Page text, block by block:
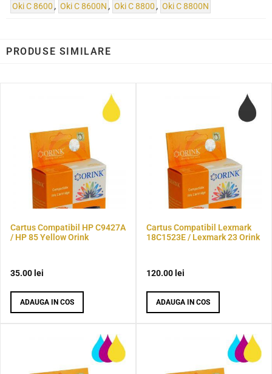
Oki C 8600 , Oki C 8600N , Oki C 8800 , Oki C 8800N
PRODUSE SIMILARE
Cartus Compatibil HP C9427A
/ HP 85 Yellow Orink
35.00 lei
ADAUGA IN COS
Cartus Compatibil Lexmark
18C1523E / Lexmark 23 Orink
120.00 lei
ADAUGA IN COS